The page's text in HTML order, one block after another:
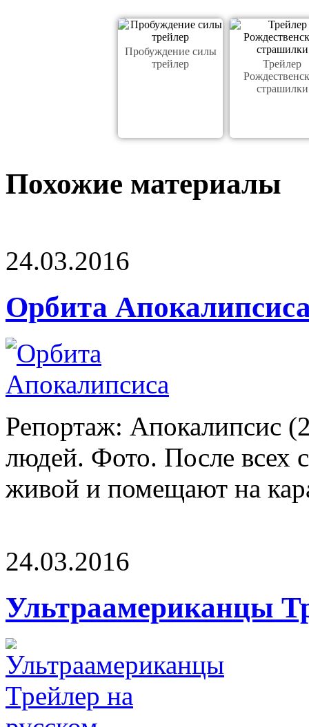
Пробуждение силы
трейлер
Трейлер
страшилки
Похожие материалы
24.03.2016
Орбита
Репортаж: Апокалипсис
людей. Фото. После всех
живой и помещают на
24.03.2016
Ультраамериканцы